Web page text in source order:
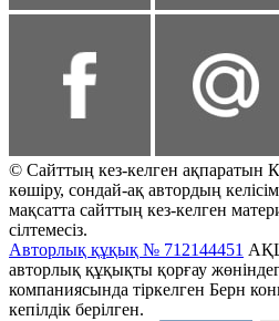
© Сайттың кез-келген
көшіру, сондай-ақ автордың
мақсатта сайттың кез-келген
сілтемесіз.
Авторлық құқық № 712144451
авторлық құқықты қорғау
компаниясында тіркелген Берн
кепілдік берілген.